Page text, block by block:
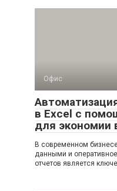
Офис
в Excel с
для экономии
В современном
данными и
отчетов является